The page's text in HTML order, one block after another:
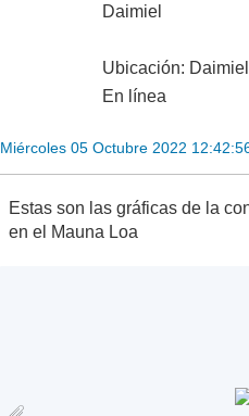
Daimiel
Ubicación: Daimiel
En línea
Miércoles 05 Octubre 2022
Estas son las gráficas de la
en el Mauna Loa